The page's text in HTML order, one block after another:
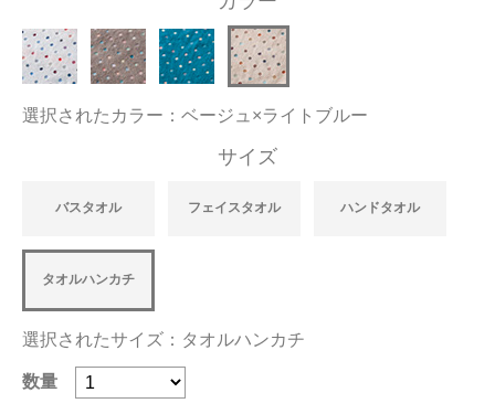
大量購入・法人向けの購入の方は
お問い合わせ
選択されたカラー：ベージュ×ライトブルー
サイズ
バスタオル フェイスタオル ハンドタオル
タオルハンカチ
選択されたサイズ：タオルハンカチ
数量